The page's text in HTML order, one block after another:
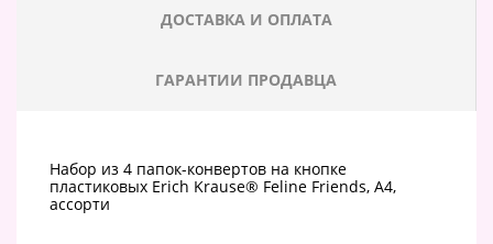
ДОСТАВКА И ОПЛАТА
ГАРАНТИИ ПРОДАВЦА
Набор из 4 папок-конвертов на кнопке
пластиковых Erich Krause® Feline Friends, A4,
ассорти